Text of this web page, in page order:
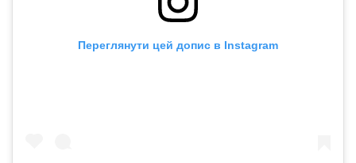
Переглянути цей допис в Instagram